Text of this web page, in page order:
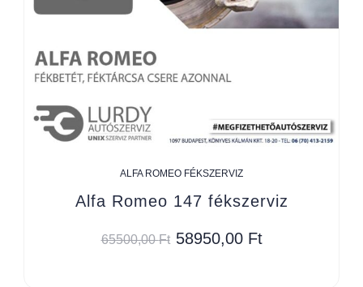
ALFA ROMEO FÉKSZERVIZ
Alfa Romeo 147 fékszerviz
65500,00Ft 58950,00 Ft